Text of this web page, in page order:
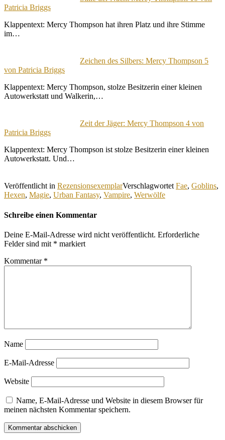
Patricia Briggs
Klappentext: Mercy Thompson hat ihren Platz und ihre Stimme
im…
Zeichen des Silbers: Mercy Thompson 5
von Patricia Briggs
Klappentext: Mercy Thompson, stolze Besitzerin einer kleinen
Autowerkstatt und Walkerin,…
Zeit der Jäger: Mercy Thompson 4 von
Patricia Briggs
Klappentext: Mercy Thompson ist stolze Besitzerin einer kleinen
Autowerkstatt. Und…
Veröffentlicht in RezensionsexemplarVerschlagwortet Fae, Goblins,
Hexen, Magie, Urban Fantasy, Vampire, Werwölfe
Schreibe einen Kommentar
Deine E-Mail-Adresse wird nicht veröffentlicht. Erforderliche
Felder sind mit * markiert
Kommentar *
Name
E-Mail-Adresse
Website
Name, E-Mail-Adresse und Website in diesem Browser für
meinen nächsten Kommentar speichern.